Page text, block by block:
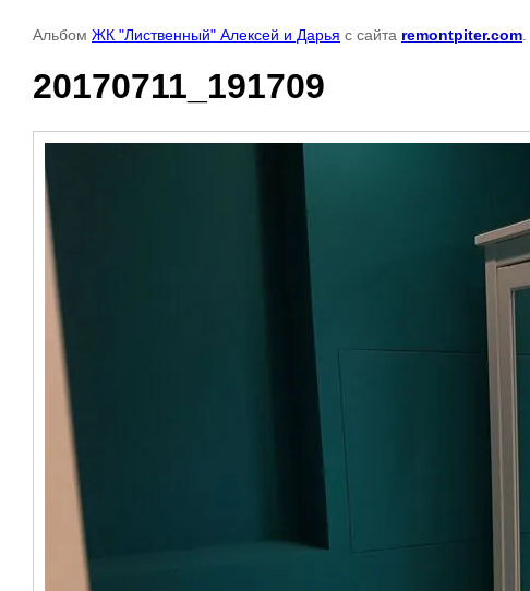
Альбом ЖК "Лиственный" Алексей и Дарья с сайта remontpiter.com
20170711_191709